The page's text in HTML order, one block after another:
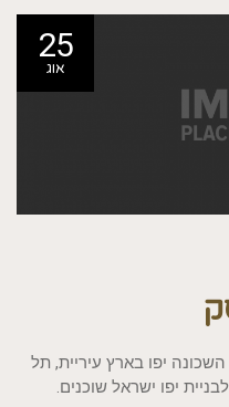
25
אוג
יפו בארץ עיריית, תל
יפו ישראל שוכנים.